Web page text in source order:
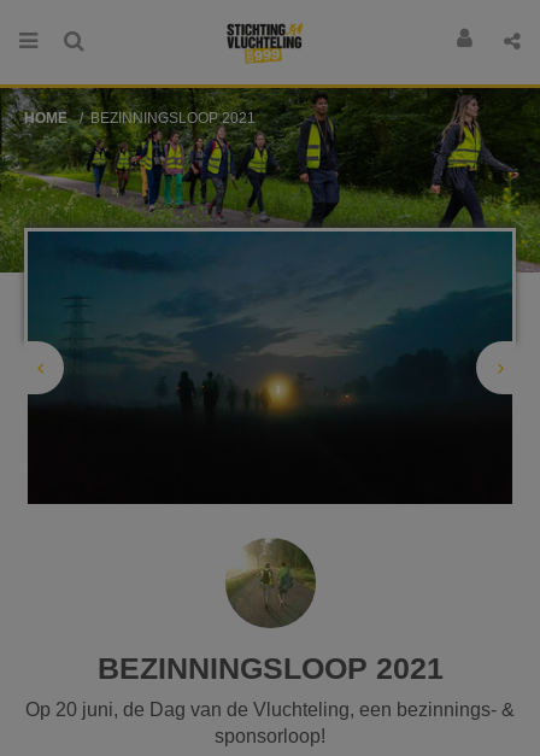
HOME BEZINNINGSLOOP 2021
BEZINNINGSLOOP 2021
Op 20 juni, de Dag van de Vluchteling, een bezinnings- &
sponsorloop!